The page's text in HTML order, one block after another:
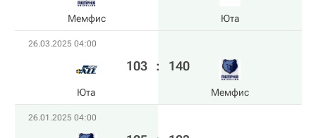
Мемфис Юта
26.03.2025 04:00
Юта
103 : 140
Мемфис
26.01.2025 04:00